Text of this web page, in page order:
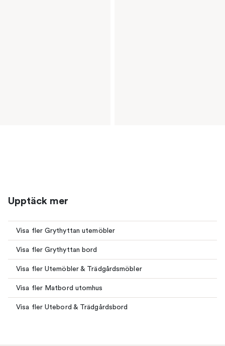
Upptäck mer
Visa fler Grythyttan utemöbler
Visa fler Grythyttan bord
Visa fler Utemöbler & Trädgårdsmöbler
Visa fler Matbord utomhus
Visa fler Utebord & Trädgårdsbord